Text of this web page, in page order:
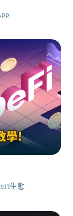
生態